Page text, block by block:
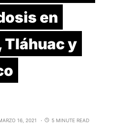
en
y
16, 2021 5 MINUTE READ